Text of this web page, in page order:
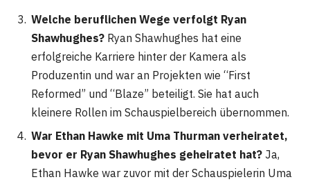
Welche beruflichen Wege verfolgt Ryan
Shawhughes? Ryan Shawhughes hat eine
erfolgreiche Karriere hinter der Kamera als
Produzentin und war an Projekten wie “First
Reformed” und “Blaze” beteiligt. Sie hat auch
kleinere Rollen im Schauspielbereich übernommen.
War Ethan Hawke mit Uma Thurman verheiratet,
bevor er Ryan Shawhughes geheiratet hat? Ja,
Ethan Hawke war zuvor mit der Schauspielerin Uma